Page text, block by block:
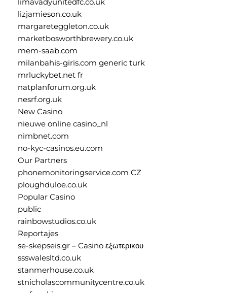
limavadyunitedfc.co.uk
lizjamieson.co.uk
margareteggleton.co.uk
marketbosworthbrewery.co.uk
mem-saab.com
milanbahis-giris.com generic turk
mrluckybet.net fr
natplanforum.org.uk
nesrf.org.uk
New Casino
nieuwe online casino_nl
nimbnet.com
no-kyc-casinos.eu.com
Our Partners
phonemonitoringservice.com CZ
ploughduloe.co.uk
Popular Casino
public
rainbowstudios.co.uk
Reportajes
se-skepseis.gr – Casino εξωτερικου
ssswalesltd.co.uk
stanmerhouse.co.uk
stnicholascommunitycentre.co.uk